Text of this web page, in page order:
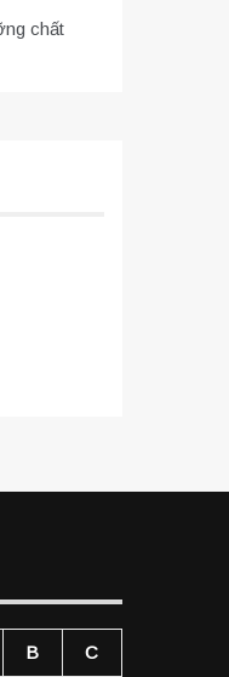
chất
B C